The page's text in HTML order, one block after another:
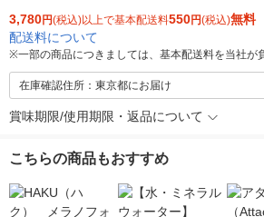
3,780円(税込)以上で基本配送料550円(税込)無料
配送料について
※一部の商品につきましては、基本配送料を当社が
在庫確認住所：東京都にお届け
賞味期限/使用期限・返品について
こちらの商品もおすすめ